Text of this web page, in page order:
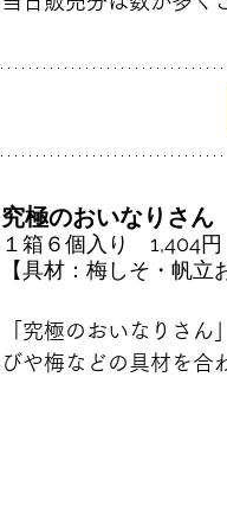
究極のおいなりさ
１箱６個入り　1,404円
【具材：梅しそ・帆立
「究極のおいなりさ
びや梅などの具材を合